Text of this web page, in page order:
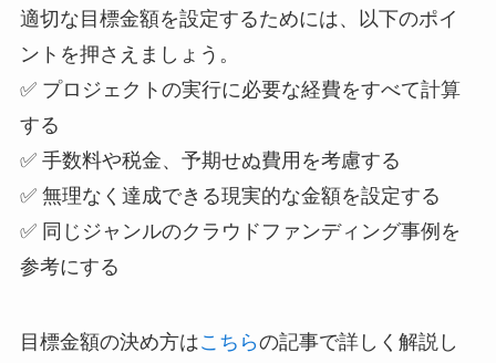
適切な目標金額を設定するためには、以下のポイ
ントを押さえましょう。
✅ プロジェクトの実行に必要な経費をすべて計算
する
✅ 手数料や税金、予期せぬ費用を考慮する
✅ 無理なく達成できる現実的な金額を設定する
✅ 同じジャンルのクラウドファンディング事例を
参考にする
目標金額の決め方はこちらの記事で詳しく解説し